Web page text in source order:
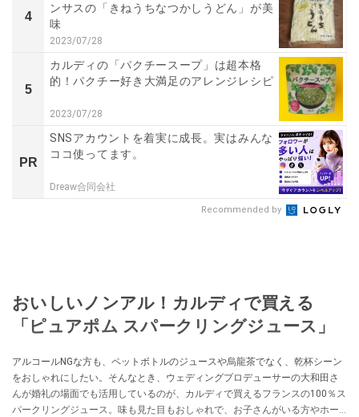
4
ンサスの「きねうちなつかしうどん」が美
味
2023/07/28
5
カルディの「パクチースープ」は超本格
的！パクチー好き大満足のアレンジレシピ
2023/07/28
PR
SNSアカウントを着実に成長。実はみんな
ココ使ってます。
Dreaw合同会社
Recommended by
おいしいノンアル！カルディで買える
「ピュアポム スパークリングジュース」
アルコールNGな方も、ペットボトルのジュースや烏龍茶でなく、乾杯シーン
をおしゃれにしたい。そんなとき、ウェディングプロデューサーの大和田さ
んが婚礼の場面でも活用しているのが、カルディで買えるフランスの100％ス
パークリングジュース。味も見た目もおしゃれで、お子さんがいる方やホー